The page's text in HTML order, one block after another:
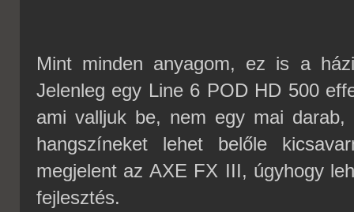
Mint minden anyagom, ez is a
Jelenleg egy Line 6 POD HD 500
ami valljuk be, nem egy mai
hangszíneket lehet belőle
megjelent az AXE FX III, úgyhogy
fejlesztés.